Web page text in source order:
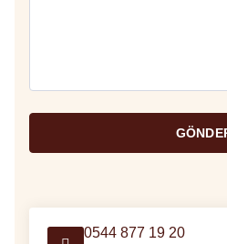
0544 877 19 20